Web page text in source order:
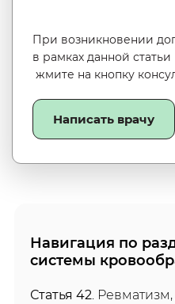
При возникновении
в рамках данной
жмите на кнопку
Написать врачу
Навигация по
системы
Статья 42.